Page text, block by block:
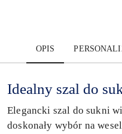
OPIS
Idealny szal do
Elegancki szal do sukni
doskonały wybór na